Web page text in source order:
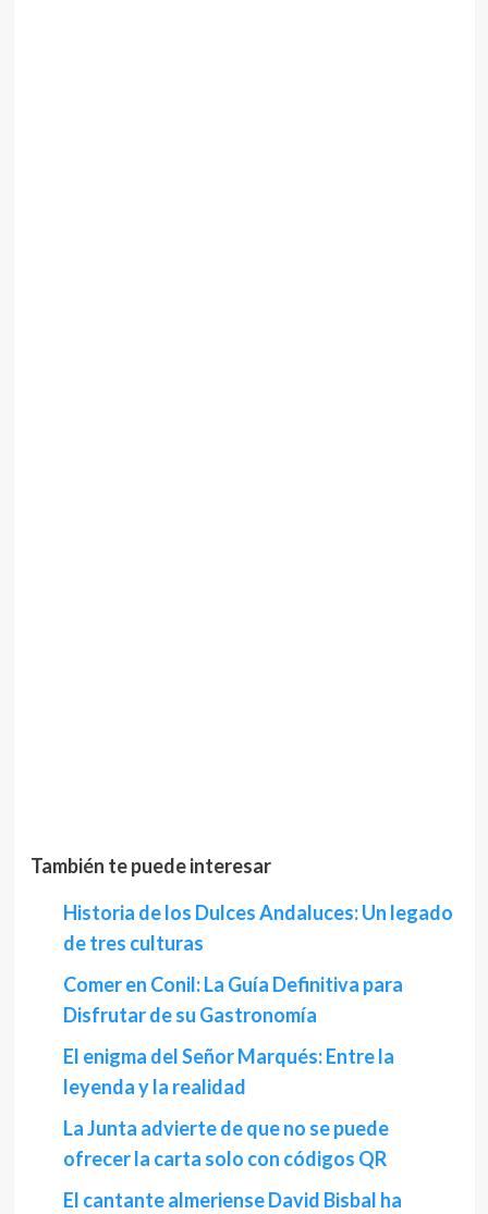
También te puede interesar
Historia de los Dulces Andaluces: Un legado
de tres culturas
Comer en Conil: La Guía Definitiva para
Disfrutar de su Gastronomía
El enigma del Señor Marqués: Entre la
leyenda y la realidad
La Junta advierte de que no se puede
ofrecer la carta solo con códigos QR
El cantante almeriense David Bisbal ha